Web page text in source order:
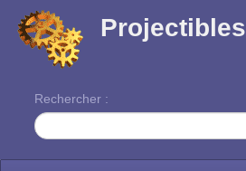
Projectibles
Rechercher :